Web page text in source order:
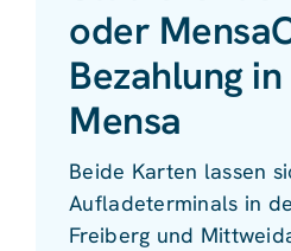
oder
Bezahlung
Mensa
Beide Karten lassen
Aufladeterminals in
Freiberg und